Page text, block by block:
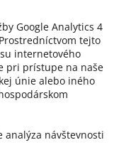
Google Analytics 4
tejto
internetového
pri prístupe na naše
únie alebo iného
analýza návštevnosti